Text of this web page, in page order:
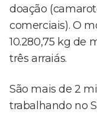
doação
comerciais). O
10.280,75 kg de
três arraiás.
São mais de 2
trabalhando no